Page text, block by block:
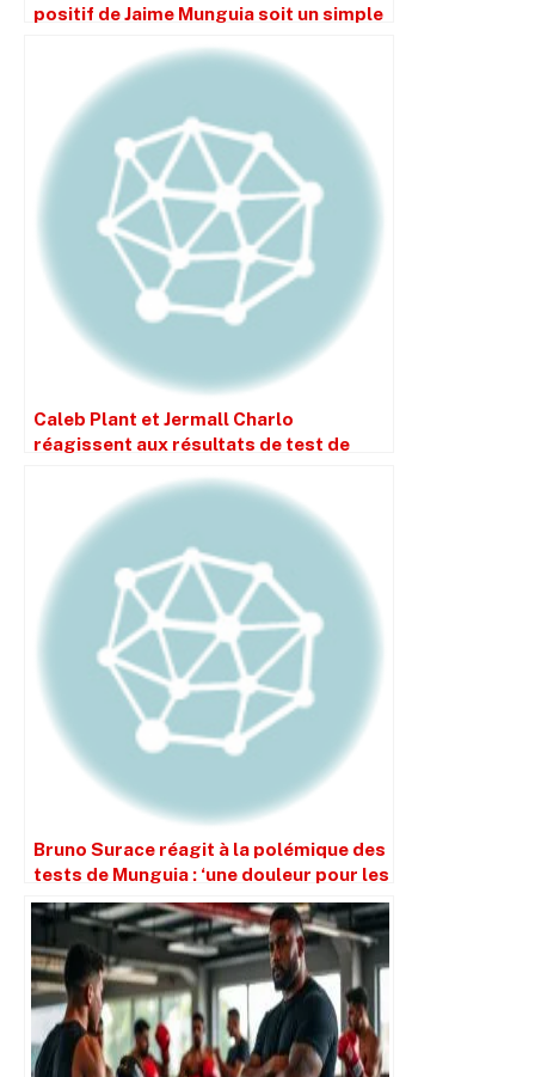
positif de Jaime Munguia soit un simple
Caleb Plant et Jermall Charlo
réagissent aux résultats de test de
Bruno Surace réagit à la polémique des
tests de Munguia : ‘une douleur pour les
combattants intègres’